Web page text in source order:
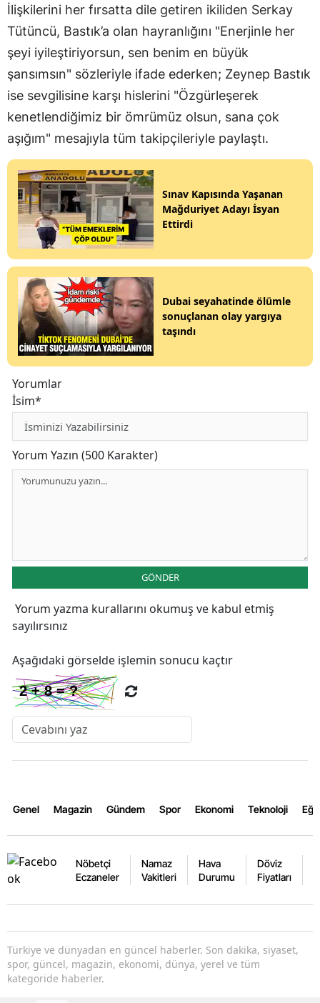
İlişkilerini her fırsatta dile getiren ikiliden Serkay
Tütüncü, Bastık’a olan hayranlığını "Enerjinle her
şeyi iyileştiriyorsun, sen benim en büyük
şansımsın" sözleriyle ifade ederken; Zeynep Bastık
ise sevgilisine karşı hislerini "Özgürleşerek
kenetlendiğimiz bir ömrümüz olsun, sana çok
aşığım" mesajıyla tüm takipçileriyle paylaştı.
Sınav Kapısında Yaşanan
Mağduriyet Adayı İsyan
Ettirdi
Dubai seyahatinde ölümle
sonuçlanan olay yargıya
taşındı
Yorumlar
İsim*
Yorum Yazın (500 Karakter)
GÖNDER
Yorum yazma kurallarını okumuş ve kabul etmiş
sayılırsınız
Aşağıdaki görselde işlemin sonucu kaçtır
Genel Magazin Gündem Spor Ekonomi Teknoloji
Nöbetçi
Eczaneler
Namaz
Vakitleri
Hava
Durumu
Döviz
Fiyatları
Türkiye ve dünyadan en güncel haberler. Son dakika, siyaset,
spor, güncel, magazin, ekonomi, dünya, yerel ve tüm
kategoride haberler.